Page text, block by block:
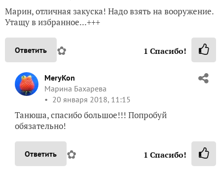
Марин, отличная закуска! Надо взять на вооружение.
Утащу в избранное...+++
Ответить ✿ 1 Спасибо!
MeryKon
Марина Бахарева
20 января 2018, 11:15
Танюша, спасибо большое!!! Попробуй
обязательно!
Ответить ✿ 1 Спасибо!